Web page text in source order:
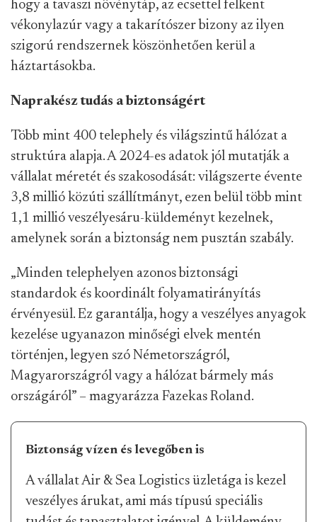
hogy a tavaszi növénytáp, az ecsettel felkent
vékonylazúr vagy a takarítószer bizony az ilyen
szigorú rendszernek köszönhetően kerül a
háztartásokba.
Naprakész tudás a biztonságért
Több mint 400 telephely és világszintű hálózat a
struktúra alapja. A 2024-es adatok jól mutatják a
vállalat méretét és szakosodását: világszerte évente
3,8 millió közúti szállítmányt, ezen belül több mint
1,1 millió veszélyesáru-küldeményt kezelnek,
amelynek során a biztonság nem pusztán szabály.
„Minden telephelyen azonos biztonsági
standardok és koordinált folyamatirányítás
érvényesül. Ez garantálja, hogy a veszélyes anyagok
kezelése ugyanazon minőségi elvek mentén
történjen, legyen szó Németországról,
Magyarországról vagy a hálózat bármely más
országáról” – magyarázza Fazekas Roland.
Biztonság vízen és levegőben is
A vállalat Air & Sea Logistics üzletága is kezel
veszélyes árukat, ami más típusú speciális